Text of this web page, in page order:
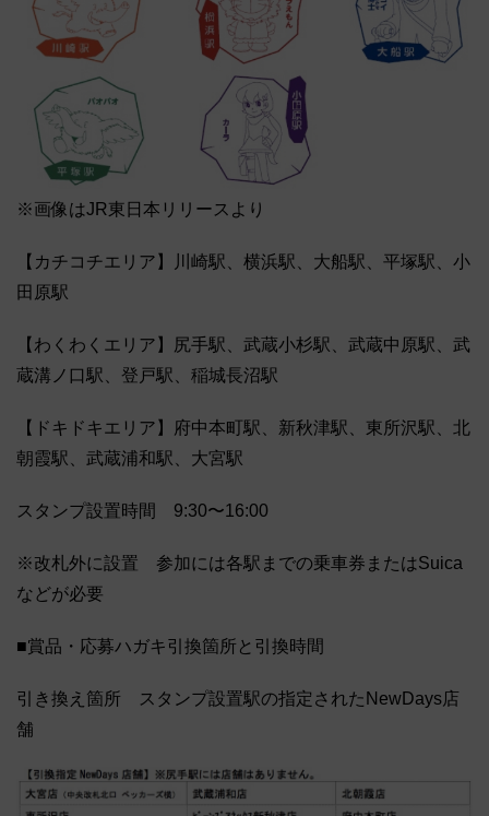
※画像はJR東日本リリースより
【カチコチエリア】川崎駅、横浜駅、大船駅、平塚駅、小
田原駅
【わくわくエリア】尻手駅、武蔵小杉駅、武蔵中原駅、武
蔵溝ノ口駅、登戸駅、稲城長沼駅
【ドキドキエリア】府中本町駅、新秋津駅、東所沢駅、北
朝霞駅、武蔵浦和駅、大宮駅
スタンプ設置時間 9:30〜16:00
※改札外に設置 参加には各駅までの乗車券またはSuica
などが必要
■賞品・応募ハガキ引換箇所と引換時間
引き換え箇所 スタンプ設置駅の指定されたNewDays店
舗